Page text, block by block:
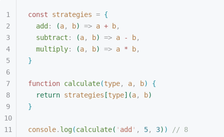
const strategies = {
add : (a, b) => a + b,
subtract : (a, b) => a - b,
multiply: (a, b) => a * b,
}
function calculate(type, a, b)
{
return strategies [type] (a, b)
}
console. log(calculate( ' add ' , 5, 3) ) // 8